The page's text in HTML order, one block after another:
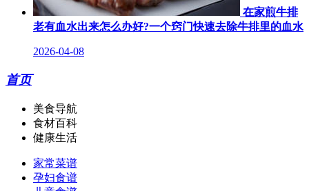
在家煎牛排
老有血水出来怎么办好?一个窍门快速去除牛排里的血水
2026-04-08
首页
美食导航
食材百科
健康生活
家常菜谱
孕妇食谱